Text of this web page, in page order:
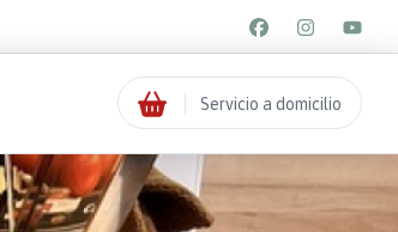
Servicio a domicilio